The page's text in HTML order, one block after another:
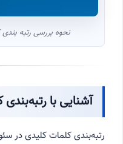
نحوه بررسی رتبه
آشنایی با
رتبه‌بندی کلمات کلیدی در